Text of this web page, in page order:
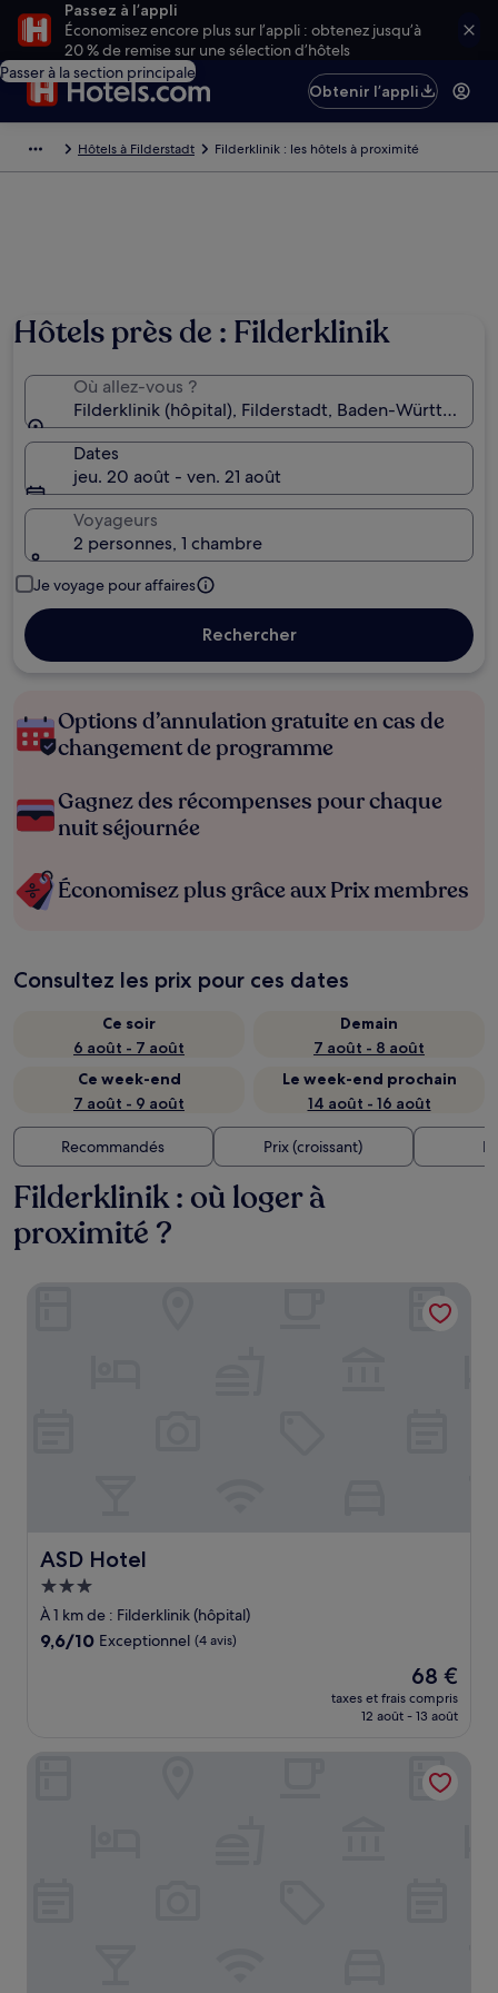
Passez à l’appli
Économisez encore plus sur l’appli : obtenez jusqu’à
20 % de remise sur une sélection d’hôtels
Passer à la section principale
Obtenir l’appli
Hôtels à Filderstadt Filderklinik : les hôtels à proximité
Hôtels près de : Filderklinik
Où allez-vous ?
Filderklinik (hôpital), Filderstadt, Baden-
Dates
jeu. 20 août - ven. 21 août
Voyageurs
2 personnes, 1 chambre
Je voyage pour affaires
Rechercher
Options d’annulation gratuite en cas de
changement de programme
Gagnez des récompenses pour chaque
nuit séjournée
Économisez plus grâce aux Prix membres
Consultez les prix pour ces dates
Ce soir
6 août - 7 août
Demain
7 août - 8 août
Ce week-end
7 août - 9 août
Le week-end prochain
14 août - 16 août
Recommandés Prix (croissant)
Filderklinik : où loger à
proximité ?
ASD Hotel
ASD Hotel
Hébergement
3.0 étoiles
À 1 km de : Filderklinik (hôpital)
9.6
9,6/10 Exceptionnel (4 avis)
Le
nouveau
prix
de
68 €
68 €
taxes et frais compris
12 août - 13 août